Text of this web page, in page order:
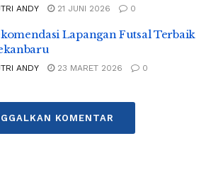
ANDY 21 JUNI 2026 0
Lapangan Futsal Terbaik
ANDY 23 MARET 2026 0
KOMENTAR